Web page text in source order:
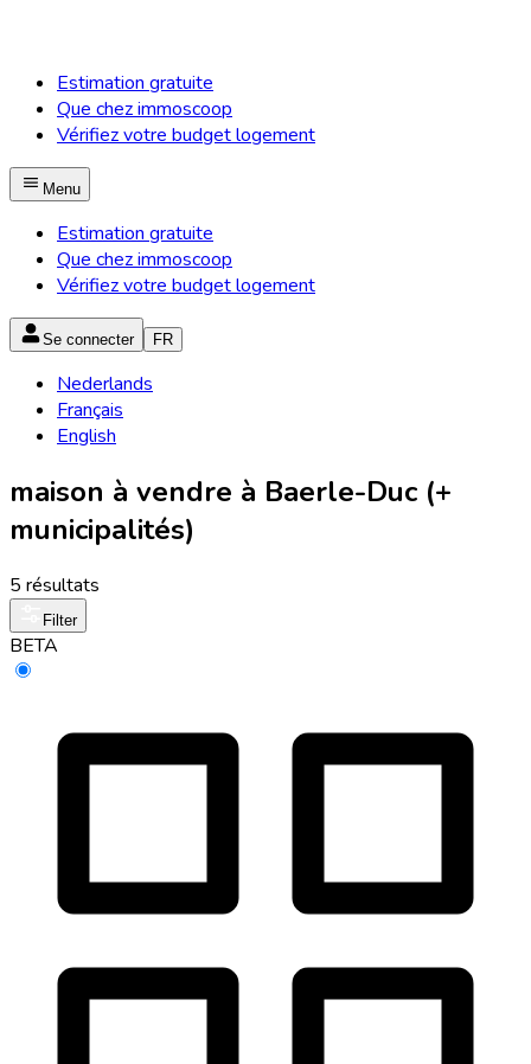
Estimation gratuite
Que chez immoscoop
Vérifiez votre budget logement
Menu
Estimation gratuite
Que chez immoscoop
Vérifiez votre budget logement
Se connecter FR
Nederlands
Français
English
maison à vendre à Baerle-Duc (+
municipalités)
5 résultats
Filter
BETA